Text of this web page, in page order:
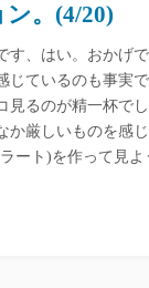
。(4/20)
、はい。おかげ
じているのも事実
見るのが精一杯で
か厳しいものを感
ート)を作って見よ